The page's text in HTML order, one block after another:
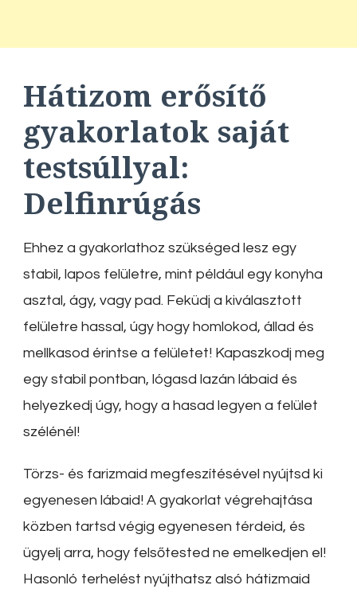
Hátizom erősítő
gyakorlatok saját
testsúllyal:
Delfinrúgás
Ehhez a gyakorlathoz szükséged lesz egy
stabil, lapos felületre, mint például egy konyha
asztal, ágy, vagy pad. Feküdj a kiválasztott
felületre hassal, úgy hogy homlokod, állad és
mellkasod érintse a felületet! Kapaszkodj meg
egy stabil pontban, lógasd lazán lábaid és
helyezkedj úgy, hogy a hasad legyen a felület
szélénél!
Törzs- és farizmaid megfeszítésével nyújtsd ki
egyenesen lábaid! A gyakorlat végrehajtása
közben tartsd végig egyenesen térdeid, és
ügyelj arra, hogy felsőtested ne emelkedjen el!
Hasonló terhelést nyújthatsz alsó hátizmaid